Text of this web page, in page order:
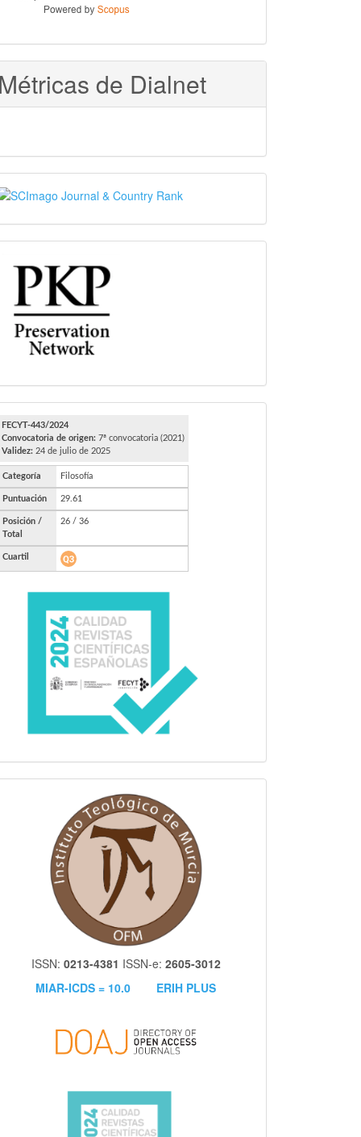
de Dialnet
ISSN: 0213-4381 ISSN-e: 2605-3012
MIAR-ICDS = 10.0
ERIH PLUS